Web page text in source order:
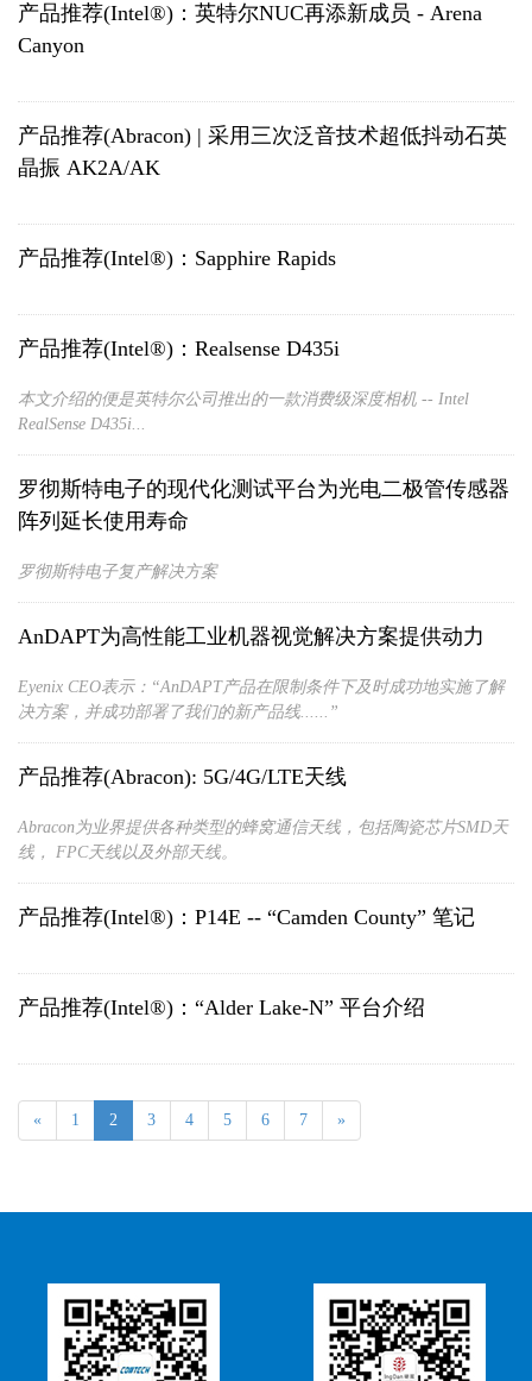
产品推荐(Intel®)：英特尔NUC再添新成员 - Arena
Canyon
产品推荐(Abracon) | 采用三次泛音技术超低抖动石英
晶振 AK2A/AK
产品推荐(Intel®)：Sapphire Rapids
产品推荐(Intel®)：Realsense D435i
本文介绍的便是英特尔公司推出的一款消费级深度相机 -- Intel
RealSense D435i...
罗彻斯特电子的现代化测试平台为光电二极管传感器
阵列延长使用寿命
罗彻斯特电子复产解决方案
AnDAPT为高性能工业机器视觉解决方案提供动力
Eyenix CEO表示：“AnDAPT产品在限制条件下及时成功地实施了解
决方案，并成功部署了我们的新产品线......”
产品推荐(Abracon): 5G/4G/LTE天线
Abracon为业界提供各种类型的蜂窝通信天线，包括陶瓷芯片SMD天
线， FPC天线以及外部天线。
产品推荐(Intel®)：P14E -- “Camden County” 笔记
产品推荐(Intel®)：“Alder Lake-N” 平台介绍
« 1 2 3 4 5 6 7 »